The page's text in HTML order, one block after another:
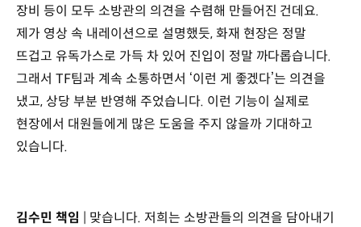
장비 등이 모두 소방관의 의견을 수렴해 만들어진 건데요.
제가 영상 속 내레이션으로 설명했듯, 화재 현장은 정말
뜨겁고 유독가스로 가득 차 있어 진입이 정말 까다롭습니다.
그래서 TF팀과 계속 소통하면서 ‘이런 게 좋겠다’는 의견을
냈고, 상당 부분 반영해 주었습니다. 이런 기능이 실제로
현장에서 대원들에게 많은 도움을 주지 않을까 기대하고
있습니다.
김수민 책임 | 맞습니다. 저희는 소방관들의 의견을 담아내기